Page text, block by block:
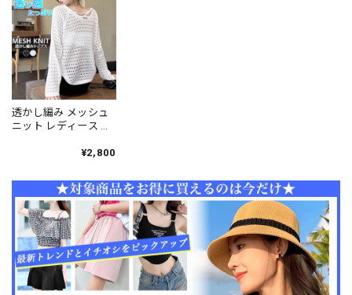
回し プルオーバー
[LS-CGT136]
透かし編み メッシュ
ニット レディース 春
きれいめ おしゃれ か
ね着 レイヤード 大人
可愛い 大人女子 [LS-
CFT061]
¥2,800